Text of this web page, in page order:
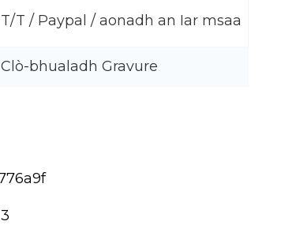
T/T / Paypal / aonadh an Iar msaa
Clò-bhualadh Gravure